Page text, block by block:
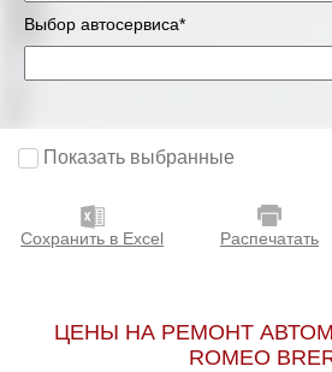
Выбор автосервиса*
Показать выбранные
Сохранить в Excel Распечатать
ЦЕНЫ НА РЕМОНТ
ROMEO